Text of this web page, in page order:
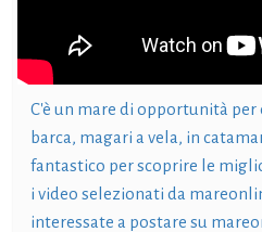
C'è un mare di opportunità per
barca, magari a vela, in
fantastico per scoprire le
i video selezionati da
interessate a postare su